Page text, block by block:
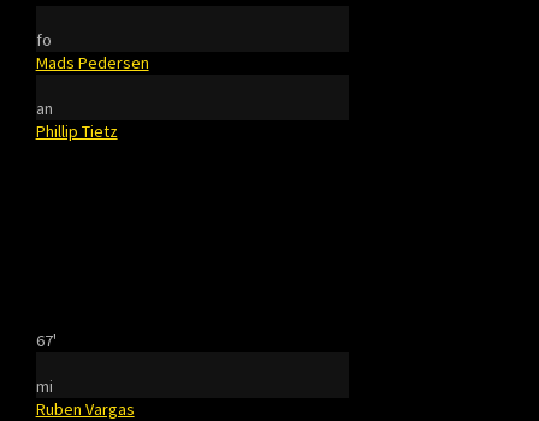
fo
Mads Pedersen
an
Phillip Tietz
67'
mi
Ruben Vargas